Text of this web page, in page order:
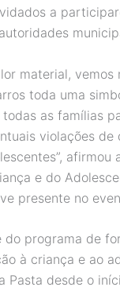
a
material, vemos
toda uma
as famílias
violações de
afirmou
e do
presente no
do programa de
à criança e ao
Pasta desde o